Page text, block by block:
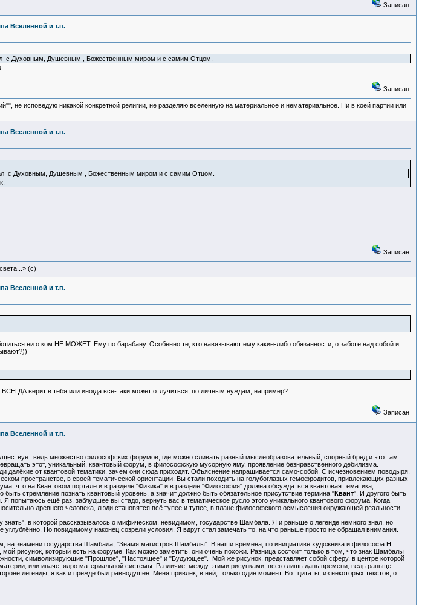
Записан
Вселенной и т.п.
с Духовным, Душевным , Божественным миром и с самим Отцом.
Записан
не исповедую никакой конкретной религии, не разделяю вселенную на материальное и нематериальное. Ни в коей партии или
Вселенной и т.п.
с Духовным, Душевным , Божественным миром и с самим Отцом.
Записан
(c)
Вселенной и т.п.
ни о ком НЕ МОЖЕТ. Ему по барабану. Особенно те, кто навязывают ему какие-либо обязанности, о заботе над собой и
верит в тебя или иногда всё-таки может отлучиться, по личным нуждам, например?
Записан
Вселенной и т.п.
ведь множество философских форумов, где можно сливать разный мыслеобразовательный, спорный бред и это там
этот, уникальный, квантовый форум, в философскую мусорную яму, проявление безнравственного дебилизма.
от квантовой тематики, зачем они сюда приходят. Объяснение напрашивается само-собой. С исчезновением поводыря,
пространстве, в своей тематической ориентации. Вы стали походить на голубоглазых гемофродитов, привлекающих разных
что на Квантовом портале и в разделе "Физика" и в разделе "Философия" должна обсуждаться квантовая тематика,
стремление познать квантовый уровень, а значит должно быть обязательное присутствие термина "Квант". И другого быть
попытаюсь ещё раз, заблудшее вы стадо, вернуть вас в тематическое русло этого уникального квантового форума. Когда
древнего человека, люди становятся всё тупее и тупее, в плане философского осмысления окружающей реальности.
в которой рассказывалось о мифическом, невидимом, государстве Шамбала. Я и раньше о легенде немного знал, но
Но повидимому наконец созрели условия. Я вдруг стал замечать то, на что раньше просто не обращал внимания.
на знамени государства Шамбала, "Знамя магистров Шамбалы". В наши времена, по инициативе художника и философа Н.
рисунок, который есть на форуме. Как можно заметить, они очень похожи. Разница состоит только в том, что знак Шамбалы
символизирующие "Прошлое", "Настоящее" и "Будующее". Мой же рисунок, представляет собой сферу, в центре которой
или иначе, ядро материальной системы. Различие, между этими рисунками, всего лишь дань времени, ведь раньще
легенды, я как и прежде был равнодушен. Меня привлёк, в ней, только один момент. Вот цитаты, из некоторых текстов, о